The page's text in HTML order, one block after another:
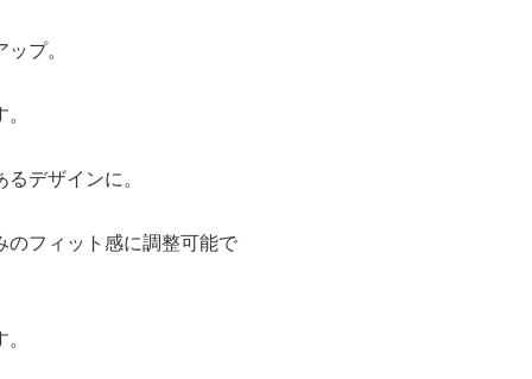
プ。
デザインに。
フィット感に調整可能で